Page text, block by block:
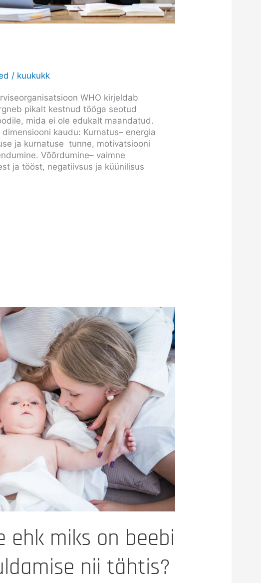
/ kuukukk
WHO kirjeldab
pikalt kestnud tööga seotud
mida ei ole edukalt maandatud.
kaudu: Kurnatus– energia
ja kurnatuse tunne, motivatsiooni
Võõrdumine– vaimne
ja tööst, negatiivsus ja küünilisus
ehk miks on beebi
nii tähtis?